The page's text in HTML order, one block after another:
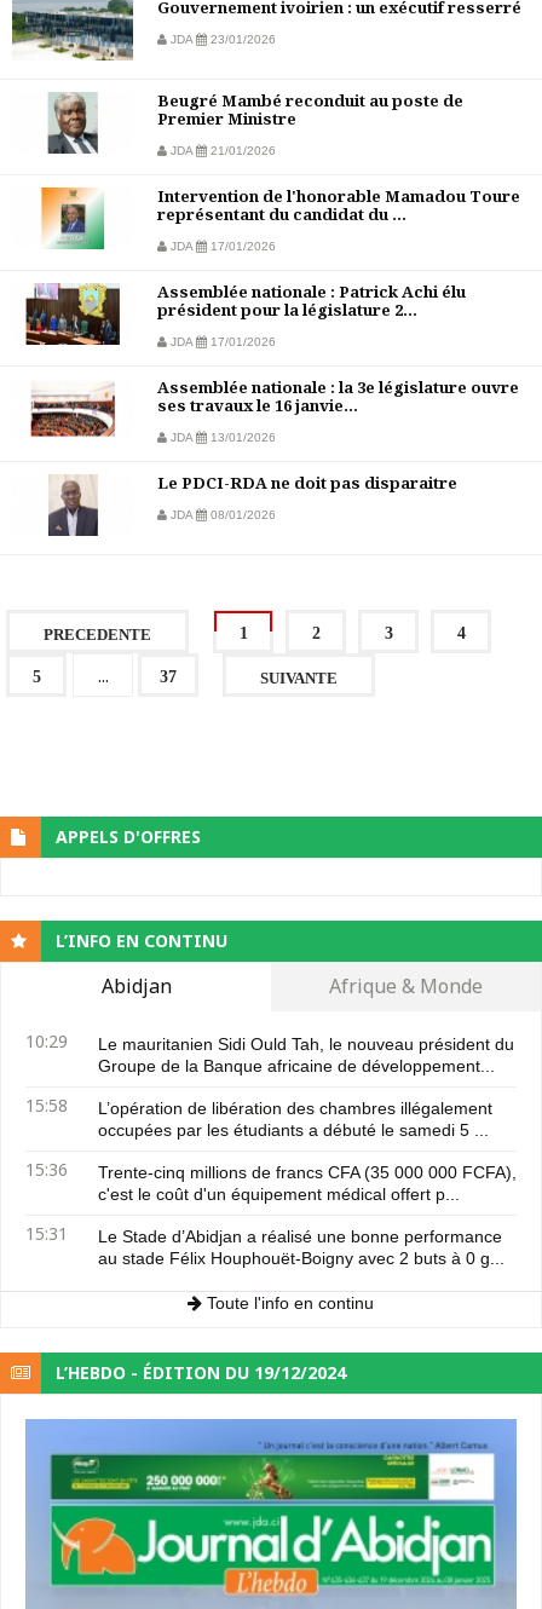
Gouvernement ivoirien : un exécutif resserré
JDA 23/01/2026
Beugré Mambé reconduit au poste de
Premier Ministre
JDA 21/01/2026
Intervention de l'honorable Mamadou Toure
représentant du candidat du ...
JDA 17/01/2026
Assemblée nationale : Patrick Achi élu
président pour la législature 2...
JDA 17/01/2026
Assemblée nationale : la 3e législature ouvre
ses travaux le 16 janvie...
JDA 13/01/2026
Le PDCI-RDA ne doit pas disparaitre
JDA 08/01/2026
PRECEDENTE 1 2 3 4
5 ... 37 SUIVANTE
APPELS D'OFFRES
L’INFO EN CONTINU
Abidjan Afrique & Monde
10:29
Le mauritanien Sidi Ould Tah, le nouveau président du
Groupe de la Banque africaine de développement...
15:58
L’opération de libération des chambres illégalement
occupées par les étudiants a débuté le samedi 5 ...
15:36
Trente-cinq millions de francs CFA (35 000 000 FCFA),
c'est le coût d'un équipement médical offert p...
15:31
Le Stade d’Abidjan a réalisé une bonne performance
au stade Félix Houphouët-Boigny avec 2 buts à 0 g...
Toute l'info en continu
L’HEBDO - ÉDITION DU 19/12/2024